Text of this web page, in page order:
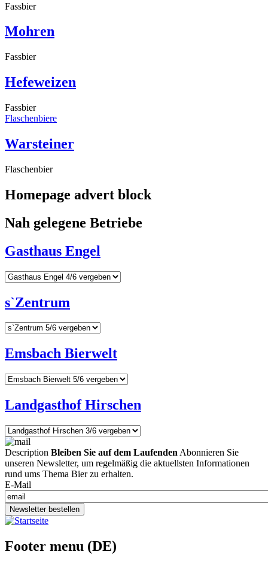
Fassbier
Mohren
Fassbier
Hefeweizen
Fassbier
Flaschenbiere
Warsteiner
Flaschenbier
Homepage advert block
Nah gelegene Betriebe
Gasthaus Engel
s`Zentrum
Emsbach Bierwelt
Landgasthof Hirschen
Description Bleiben Sie auf dem Laufenden Abonnieren Sie
unseren Newsletter, um regelmäßig die aktuellsten Informationen
rund ums Thema Bier zu erhalten.
E-Mail
Newsletter bestellen
Footer menu (DE)